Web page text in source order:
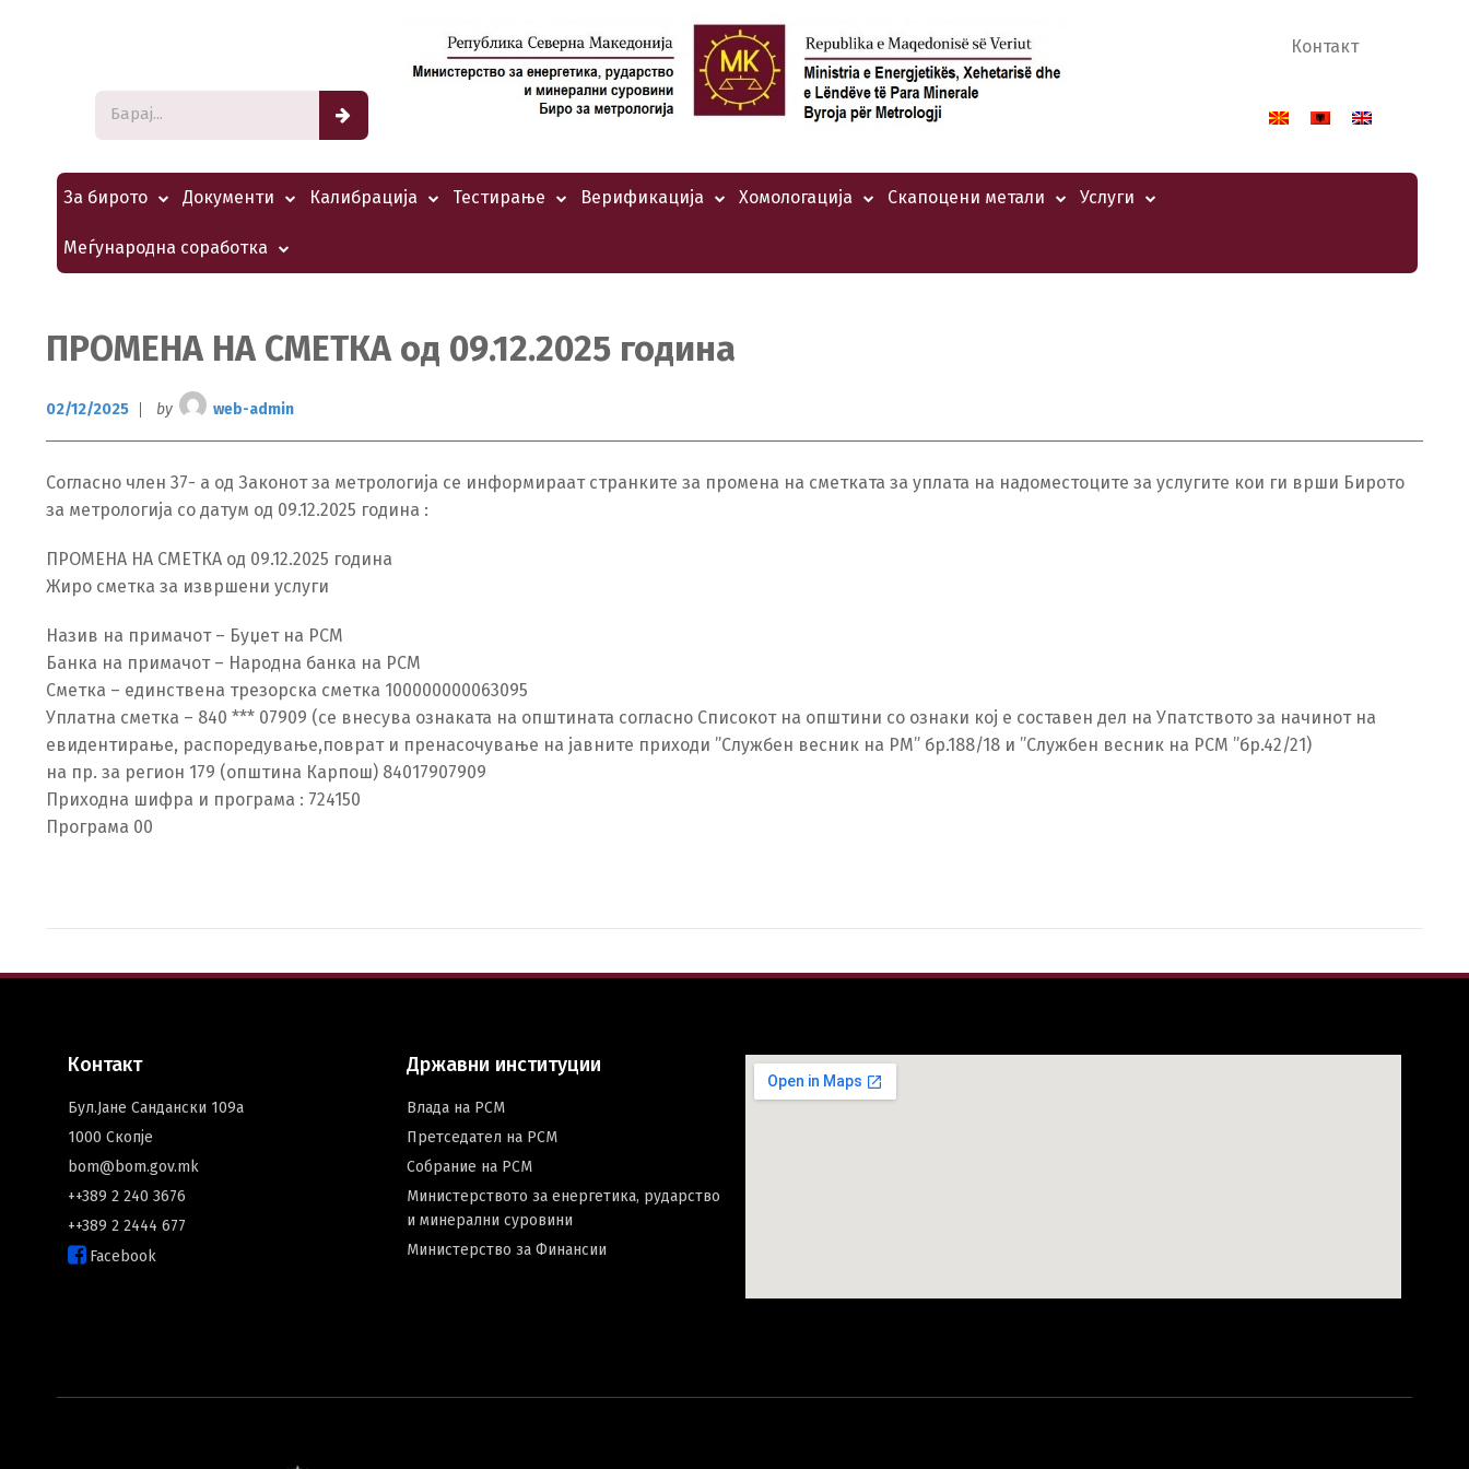
Контакт
За бирото Документи Калибрација Тестирање Верификација Хомологација Скапоцени метали Услуги
Меѓународна соработка
ПРОМЕНА НА СМЕТКА од 09.12.2025 година
02/12/2025 by web-admin
Согласно член 37- а од Законот за метрологија се информираат странките за промена на сметката за уплата на надоместоците за услугите кои ги врши Бирото
за метрологија со датум од 09.12.2025 година :
ПРОМЕНА НА СМЕТКА од 09.12.2025 година
Жиро сметка за извршени услуги
Назив на примачот – Буџет на РСМ
Банка на примачот – Народна банка на РСМ
Сметка – единствена трезорска сметка 100000000063095
Уплатна сметка – 840 *** 07909 (се внесува ознаката на општината согласно Списокот на општини со ознаки кој е составен дел на Упатството за начинот на
евидентирање, распоредување,поврат и пренасочување на јавните приходи ”Службен весник на РМ” бр.188/18 и ”Службен весник на РСМ ”бр.42/21)
на пр. за регион 179 (општина Карпош) 84017907909
Приходна шифра и програма : 724150
Програма 00
Контакт
Бул.Јане Сандански 109а
1000 Скопје
bom@bom.gov.mk
++389 2 240 3676
++389 2 2444 677
Facebook
Државни институции
Влада на РСМ
Претседател на РСМ
Собрание на РСМ
Министерството за енергетика, рударство
и минерални суровини
Министерство за Финансии
Switch The Language